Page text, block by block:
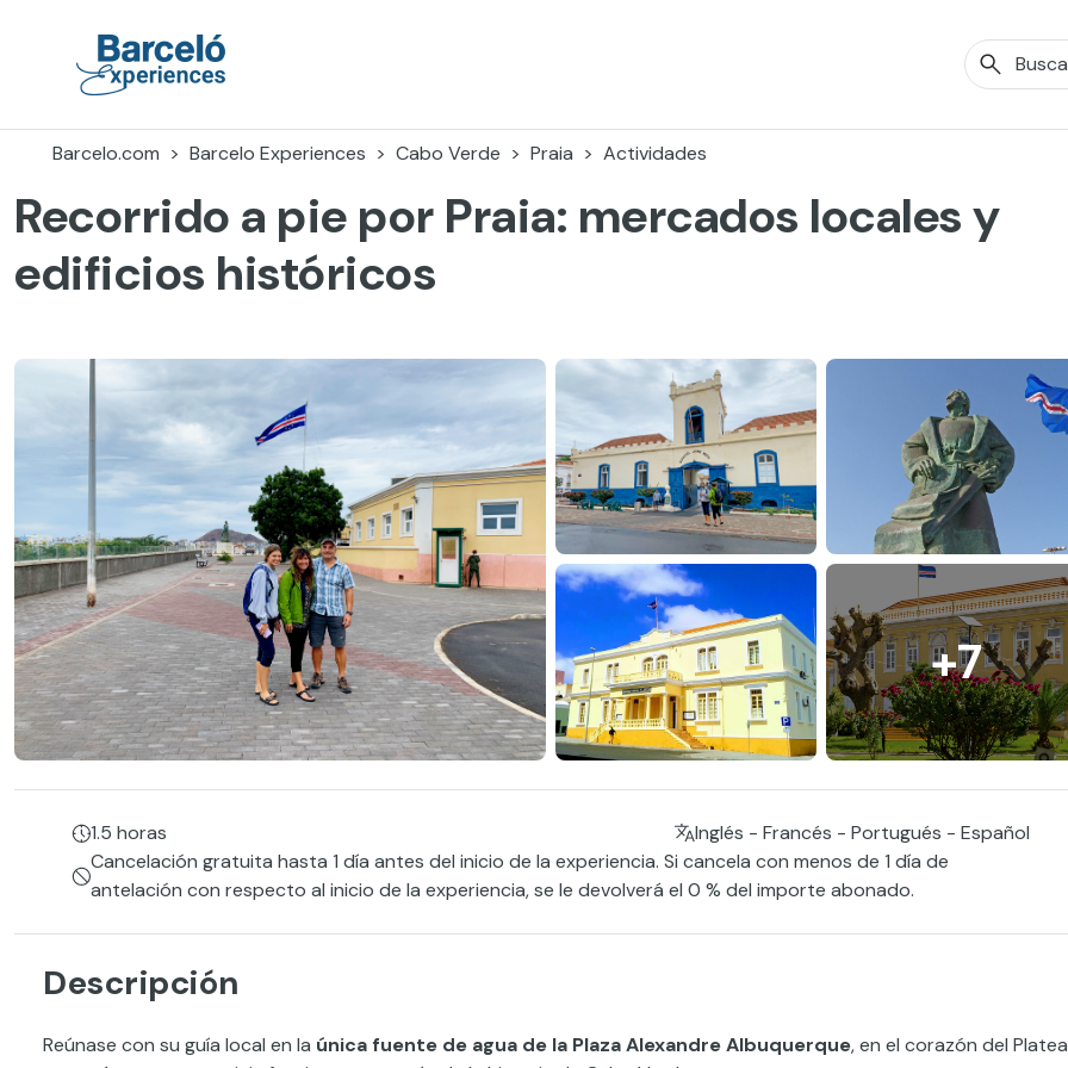
Barcelo.com
Barcelo Experiences Cabo Verde Praia Actividades
Recorrido a pie por Praia: mercados locales y
edificios históricos
+7
1.5 horas
Inglés - Francés - Portugués - Español
Cancelación gratuita hasta 1 día antes del inicio de la experiencia. Si cancela con menos de 1 día de
antelación con respecto al inicio de la experiencia, se le devolverá el 0 % del importe abonado.
Descripción
Reúnase con su guía local en la única fuente de agua de la Plaza Alexandre Albuquerque, en el corazón del